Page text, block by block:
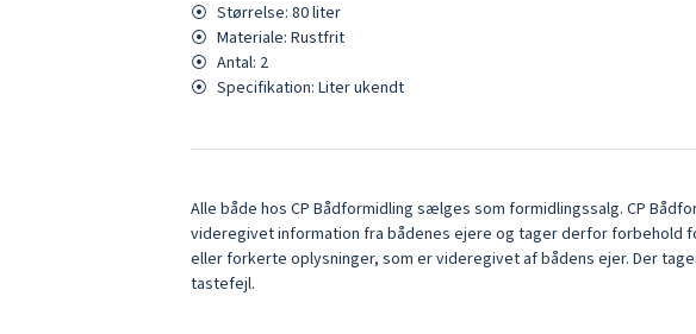
⦿ Størrelse: 80liter
⦿ Materiale: Rustfrit
⦿ Antal: 2
⦿ Specifikation: Liter ukendt
Alle både hos CP Bådformidling sælges som formidlingssalg. CP
videregivet information fra bådenes ejere og tager derfor forbehold
eller forkerte oplysninger, som er videregivet af bådens ejer. Der
tastefejl.